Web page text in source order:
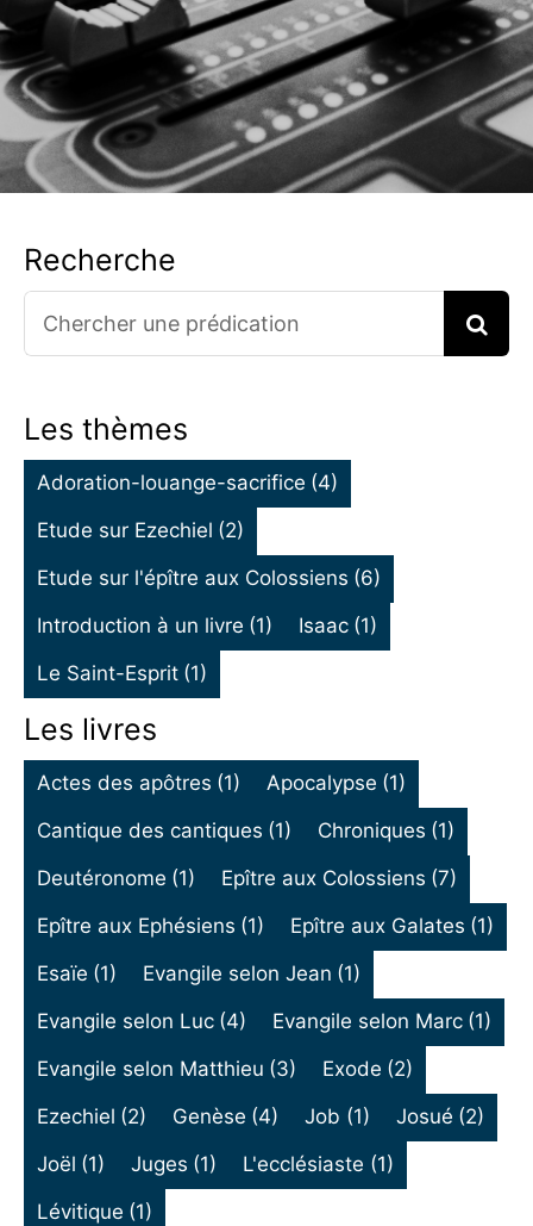
Recherche
Search
for:
Les thèmes
Adoration-louange-sacrifice (4)
Etude sur Ezechiel (2)
Etude sur l'épître aux Colossiens (6)
Introduction à un livre (1) Isaac (1)
Le Saint-Esprit (1)
Les livres
Actes des apôtres (1) Apocalypse (1)
Cantique des cantiques (1) Chroniques (1)
Deutéronome (1) Epître aux Colossiens (7)
Epître aux Ephésiens (1) Epître aux Galates (1)
Esaïe (1) Evangile selon Jean (1)
Evangile selon Luc (4) Evangile selon Marc (1)
Evangile selon Matthieu (3) Exode (2)
Ezechiel (2) Genèse (4) Job (1) Josué (2)
Joël (1) Juges (1) L'ecclésiaste (1)
Lévitique (1)